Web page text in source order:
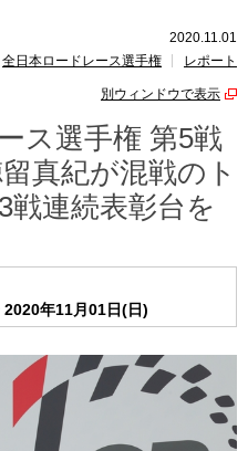
2020.11.01
全日本ロードレース選手権 レポート
別ウィンドウで表示
ス選手権 第5戦
真紀が混戦のト
連続表彰台を
年11月01日(日)